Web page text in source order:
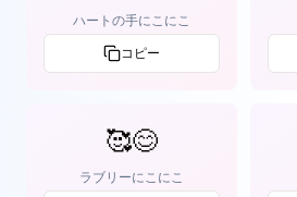
ハートの手にこにこ
コピー
🥰😊
ラブリーにこにこ